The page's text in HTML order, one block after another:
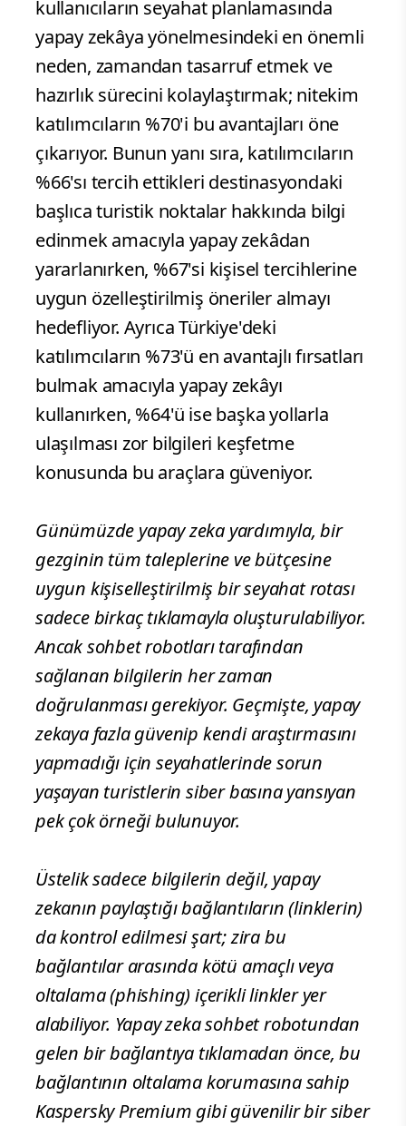
kullanıcıların seyahat planlamasında
yapay zekâya yönelmesindeki en önemli
neden, zamandan tasarruf etmek ve
hazırlık sürecini kolaylaştırmak; nitekim
katılımcıların %70'i bu avantajları öne
çıkarıyor. Bunun yanı sıra, katılımcıların
%66'sı tercih ettikleri destinasyondaki
başlıca turistik noktalar hakkında bilgi
edinmek amacıyla yapay zekâdan
yararlanırken, %67'si kişisel tercihlerine
uygun özelleştirilmiş öneriler almayı
hedefliyor. Ayrıca Türkiye'deki
katılımcıların %73'ü en avantajlı fırsatları
bulmak amacıyla yapay zekâyı
kullanırken, %64'ü ise başka yollarla
ulaşılması zor bilgileri keşfetme
konusunda bu araçlara güveniyor.
Günümüzde yapay zeka yardımıyla, bir
gezginin tüm taleplerine ve bütçesine
uygun kişiselleştirilmiş bir seyahat rotası
sadece birkaç tıklamayla oluşturulabiliyor.
Ancak sohbet robotları tarafından
sağlanan bilgilerin her zaman
doğrulanması gerekiyor. Geçmişte, yapay
zekaya fazla güvenip kendi araştırmasını
yapmadığı için seyahatlerinde sorun
yaşayan turistlerin siber basına yansıyan
pek çok örneği bulunuyor.
Üstelik sadece bilgilerin değil, yapay
zekanın paylaştığı bağlantıların (linklerin)
da kontrol edilmesi şart; zira bu
bağlantılar arasında kötü amaçlı veya
oltalama (phishing) içerikli linkler yer
alabiliyor. Yapay zeka sohbet robotundan
gelen bir bağlantıya tıklamadan önce, bu
bağlantının oltalama korumasına sahip
Kaspersky Premium gibi güvenilir bir siber